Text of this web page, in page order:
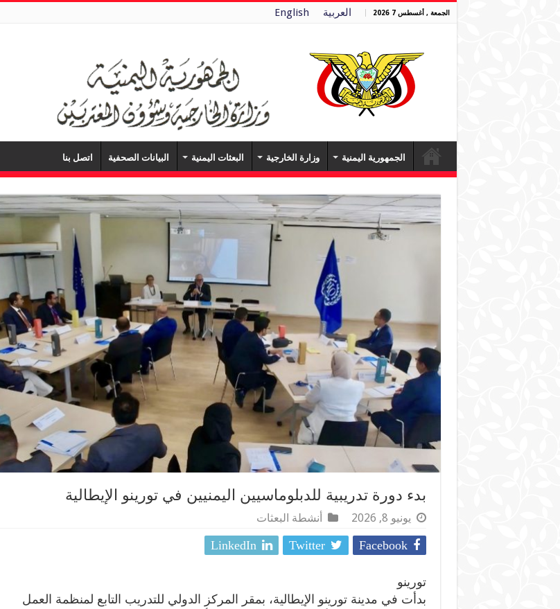
الجمعة , أغسطس 7 2026 العربية English
الجمهورية اليمنية وزارة الخارجية البعثات اليمنية البيانات الصحفية اتصل بنا
بدء دورة تدريبية للدبلوماسيين اليمنيين في تورينو الإيطالية
يونيو 8, 2026 أنشطة البعثات
Facebook
Twitter
LinkedIn
تورينو
بدأت في مدينة تورينو الإيطالية، بمقر المركز الدولي للتدريب التابع لمنظمة العمل